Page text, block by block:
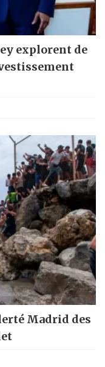
explorent de
Madrid des